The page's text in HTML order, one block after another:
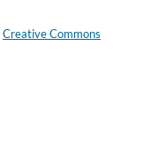
Creative Commons